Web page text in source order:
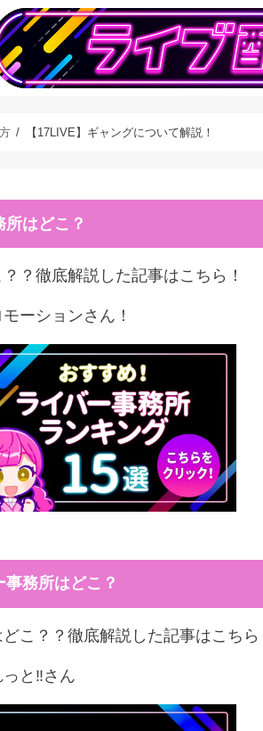
【17LIVE】ギャングについて解説！
所はどこ？
？徹底解説した記事はこちら！
ーションさん！
事務所はどこ？
こ？？徹底解説した記事はこちら
と‼︎さん